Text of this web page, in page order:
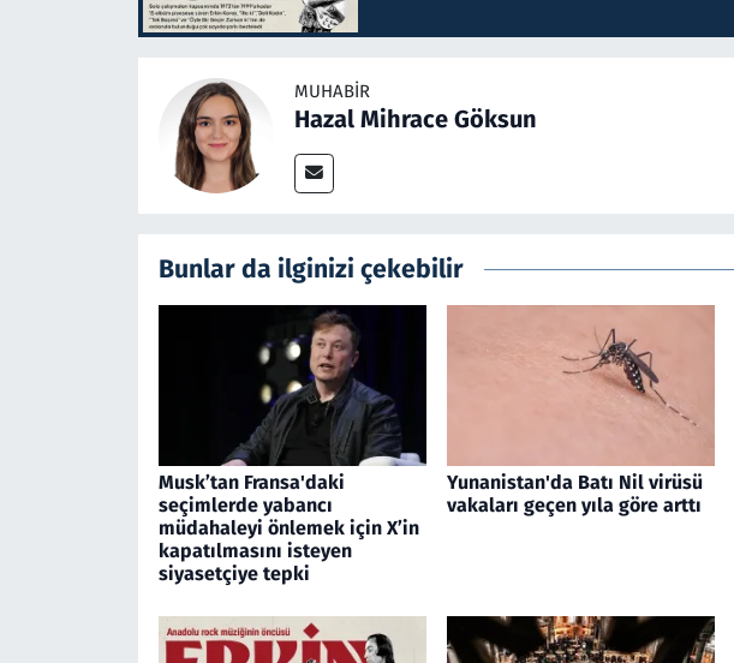
MUHABIR
Hazal Mihrace Göksun
Bunlar da ilginizi çekebilir
Musk’tan Fransa'daki
seçimlerde yabancı
müdahaleyi önlemek için X’in
kapatılmasını isteyen
siyasetçiye tepki
Yunanistan'da Batı Nil virüsü
vakaları geçen yıla göre arttı